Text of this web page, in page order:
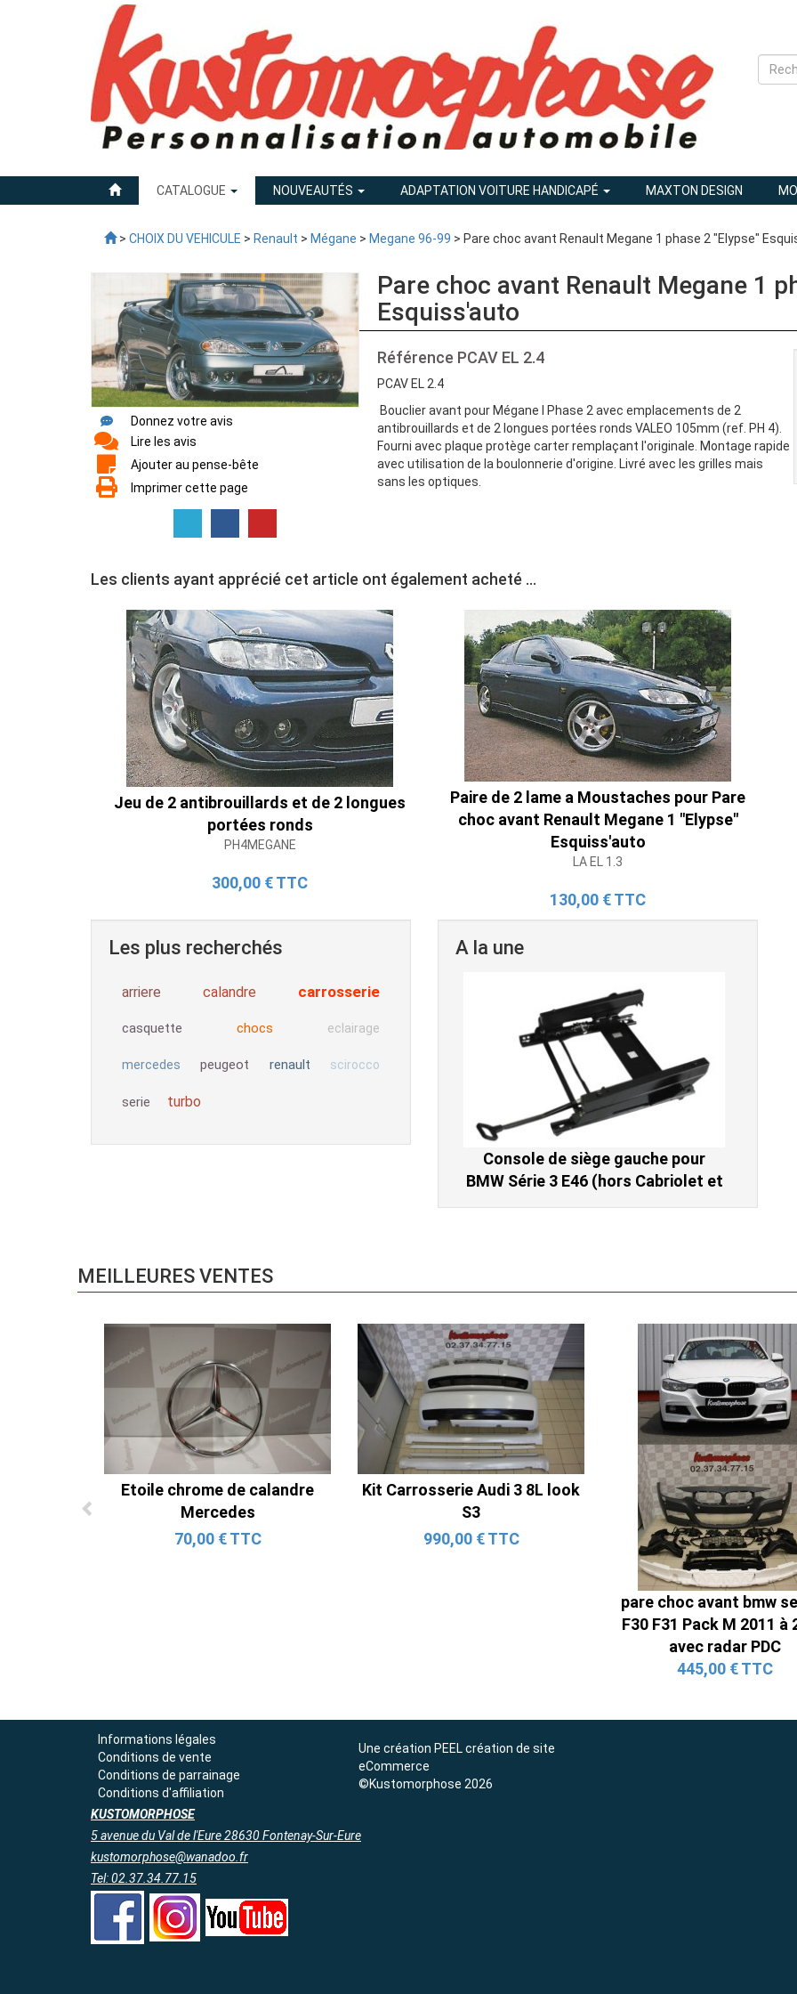
CATALOGUE NOUVEAUTÉS ADAPTATION VOITURE HANDICAPÉ MAXTON DESIGN
> CHOIX DU VEHICULE > Renault > Mégane > Megane 96-99 > Pare choc avant Renault Megane 1 phase 2 "Elypse"
Donnez votre avis
Lire les avis
Ajouter au pense-bête
Imprimer cette page
Pare choc avant Renault Megane 1
Esquiss'auto
Référence PCAV EL 2.4
PCAV EL 2.4
Bouclier avant pour Mégane I Phase 2 avec emplacements de 2
antibrouillards et de 2 longues portées ronds VALEO 105mm (ref. PH 4).
Fourni avec plaque protège carter remplaçant l'originale. Montage rapide
avec utilisation de la boulonnerie d'origine. Livré avec les grilles mais
sans les optiques.
Les clients ayant apprécié cet article ont également acheté ...
Jeu de 2 antibrouillards et de 2 longues
portées ronds
PH4MEGANE
300,00 € TTC
Paire de 2 lame a Moustaches pour Pare
choc avant Renault Megane 1 "Elypse"
Esquiss'auto
LA EL 1.3
130,00 € TTC
Les plus recherchés
arriere calandre carrosserie
casquette chocs eclairage
mercedes peugeot renault scirocco
serie turbo
A la une
Ligne Cat-Back Active 4 Sorties
avec Tube en H pour Ford Mustang
GT & V6 (2015-2023)
2 690,00 € TTC
Console de siège gauche pour
BMW Série 3 E46 (hors Cabriolet et
MEILLEURES VENTES
Etoile chrome de calandre
Mercedes
70,00 € TTC
Kit Carrosserie Audi 3 8L look
S3
990,00 € TTC
pare choc avant bmw
F30 F31 Pack M 2011 à
avec radar PDC
445,00 € TTC
Informations légales
Conditions de vente
Conditions de parrainage
Conditions d'affiliation
Une création PEEL création de site
eCommerce
©Kustomorphose 2026
KUSTOMORPHOSE
5 avenue du Val de l'Eure 28630 Fontenay-Sur-Eure
kustomorphose@wanadoo.fr
Tel: 02.37.34.77.15